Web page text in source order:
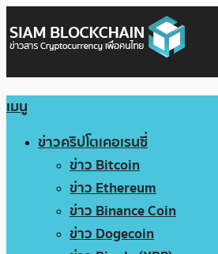
เมนู
ข่าวคริปโตเคอเรนซี่
ข่าว Bitcoin
ข่าว Ethereum
ข่าว Binance Coin
ข่าว Dogecoin